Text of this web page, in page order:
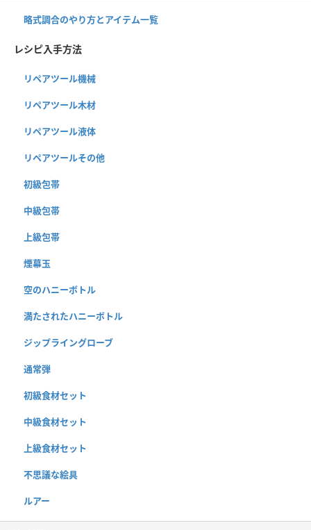
略式調合のやり方とアイテム一覧
レシピ入手方法
リペアツール機械
リペアツール木材
リペアツール液体
リペアツールその他
初級包帯
中級包帯
上級包帯
煙幕玉
空のハニーボトル
満たされたハニーボトル
ジップライングローブ
通常弾
初級食材セット
中級食材セット
上級食材セット
不思議な絵具
ルアー